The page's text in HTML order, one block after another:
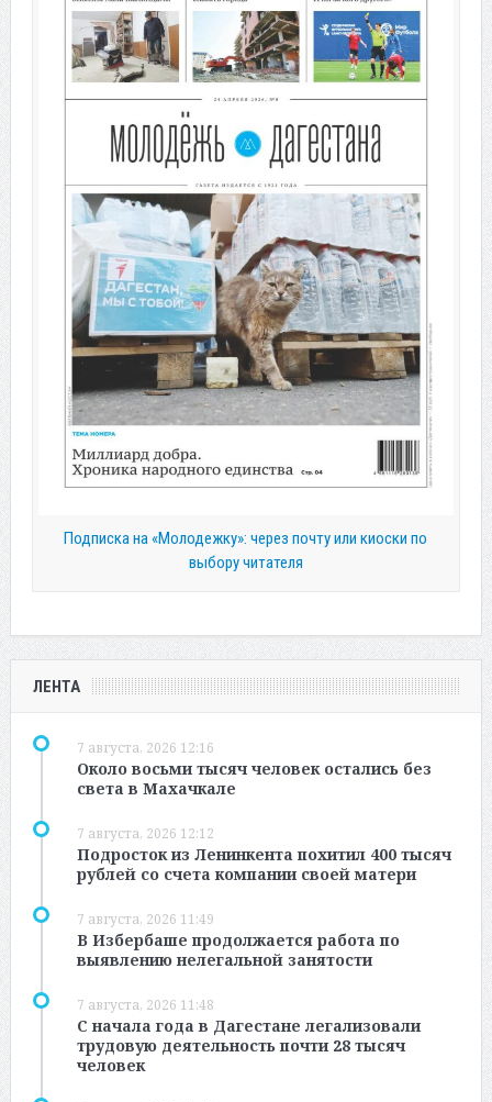
Подписка на «Молодежку»: через почту или киоски по
выбору читателя
ЛЕНТА
7 августа, 2026 12:16
Около восьми тысяч человек остались без
света в Махачкале
7 августа, 2026 12:12
Подросток из Ленинкента похитил 400 тысяч
рублей со счета компании своей матери
7 августа, 2026 11:49
В Избербаше продолжается работа по
выявлению нелегальной занятости
7 августа, 2026 11:48
С начала года в Дагестане легализовали
трудовую деятельность почти 28 тысяч
человек